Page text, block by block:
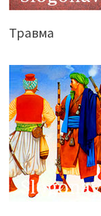
Травма